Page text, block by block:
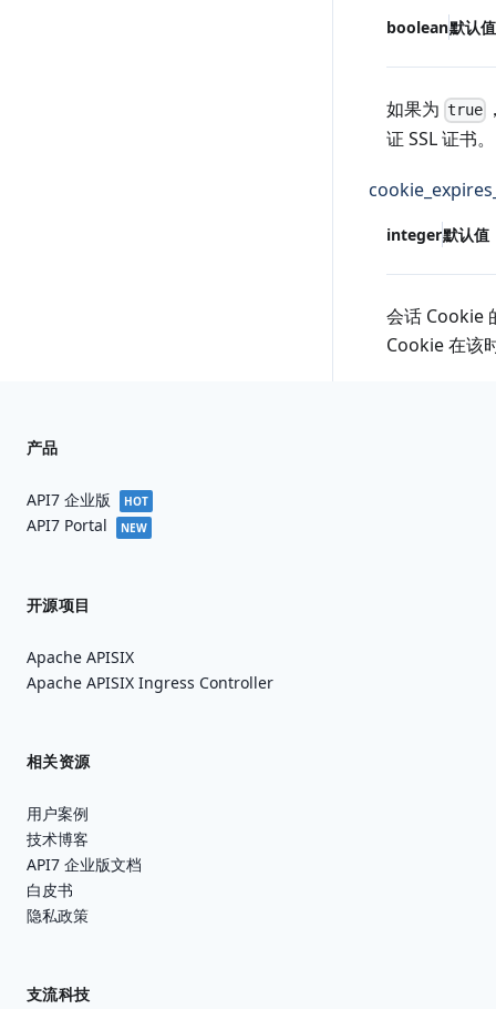
boolean默认
如果为 true
证 SSL 证书。
integer默认值
会话 Cookie
Cookie 在该
产品
API7 企业版 HOT
API7 Portal NEW
开源项目
Apache APISIX
Apache APISIX Ingress Controller
相关资源
用户案例
技术博客
API7 企业版文档
白皮书
隐私政策
支流科技